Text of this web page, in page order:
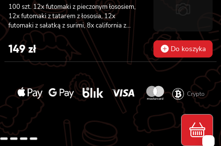
100 szt. 12x futomaki z pieczonym łososiem,
12x futomaki z tatarem z łososia, 12x
futomaki z sałatką z surimi, 8x california z
tuńczykiem, 8x california z pieczonym
łososiem, 8x california z krewetką w
tempurze, 8x maki z ogórkiem, 8x maki z
oshinko, 8x maki z surimi, 8x maki z łososiem,
149zł Do koszyka
Crypto